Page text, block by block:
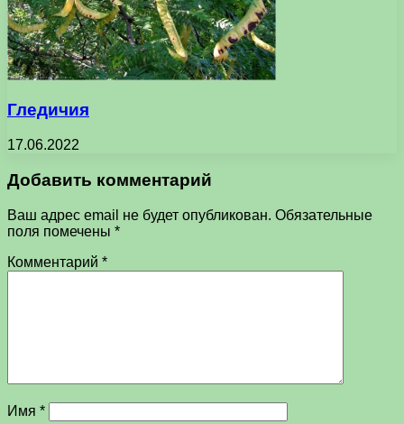
Гледичия
17.06.2022
Добавить комментарий
Ваш адрес email не будет опубликован. Обязательные
поля помечены *
Комментарий *
Имя *